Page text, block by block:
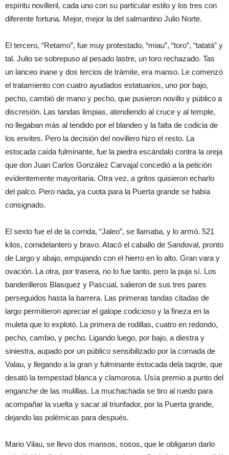
espíritu novilleril, cada uno con su particular estilo y los tres con
diferente fortuna. Mejor, mejor la del salmantino Julio Norte.
El tercero, “Retamo”, fue muy protestado, “miau”, “toro”, “tatatá” y
tal. Julio se sobrepuso al pesado lastre, un toro rechazado. Tas
un lanceo inane y dos tercios de trámite, era manso. Le comenzó
el tratamiento con cuatro ayudados estatuarios, uno por bajo,
pecho, cambió de mano y pecho, que pusieron novillo y público a
discresión. Las tandas limpias, atendiendo al cruce y al temple,
no llegaban más al tendido por el blandeo y la falta de codicia de
los envites. Pero la decisión del novillero hizo el resto. La
estocada caída fulminante, fue la piedra escándalo contra la oreja
que don Juan Carlos González Carvajal concedió a la petición
evidentemente mayoritaria. Otra vez, a gritos quisieron echarlo
del palco. Pero nada, ya cuota para la Puerta grande se había
consignado.
El sexto fue el de la corrida, “Jaleo”, se llamaba, y lo armó. 521
kilos, cornidelantero y bravo. Atacó el caballo de Sandoval, pronto
de Largo y abajo, empujando con el hierro en lo alto. Gran vara y
ovación. La otra, por trasera, no lo fue tanto, pero la puja sí. Los
banderilleros Blasquez y Pascual, salieron de sus tres pares
perseguidos hasta la barrera. Las primeras tandas citadas de
largo permitieron apreciar el galope codicioso y la fineza en la
muleta que lo explotó. La primera de rodillas, cuatro en redondo,
pecho, cambio, y pecho. Ligando luego, por bajo, a diestra y
siniestra, aupado por un público sensibilizado por la cornada de
Valau, y llegando a la gran y fulminante éstocada dela taqrde, que
desató la tempestad blanca y clamorosa. Usía premio a punto del
enganche de las mulillas. La muchachada se tiro al ruedo para
acompañar la vuelta y sacar al triunfador, por la Puerta grande,
dejando las polémicas para después.
Mario Vilau, se llevo dos mansos, sosos, que le obligaron darlo